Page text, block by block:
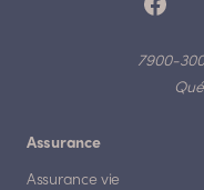
7900-
Assurance
Assurance vie